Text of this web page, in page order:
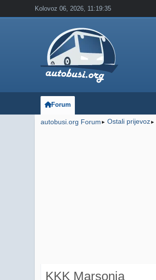
Kolovoz 06, 2026, 11:19:35
Forum
autobusi.org Forum ► Ostali prijevoz►
KKK Marsonia